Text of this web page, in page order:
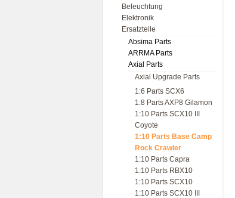
Beleuchtung
Elektronik
Ersatzteile
Absima Parts
ARRMA Parts
Axial Parts
Axial Upgrade Parts
1:6 Parts SCX6
1:8 Parts AXP8 Gilamon
1:10 Parts SCX10 III
Coyote
1:10 Parts Base Camp
Rock Crawler
1:10 Parts Capra
1:10 Parts RBX10
1:10 Parts SCX10
1:10 Parts SCX10 III